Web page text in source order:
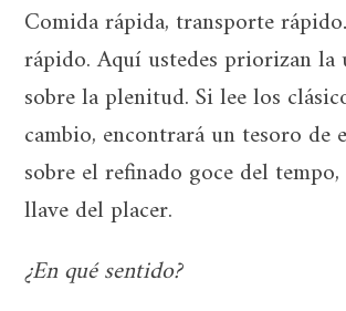
Comida rápida, transporte
rápido. Aquí ustedes priorizan la
sobre la plenitud. Si lee los
cambio, encontrará un tesoro de
sobre el refinado goce del
llave del placer.
¿En qué sentido?